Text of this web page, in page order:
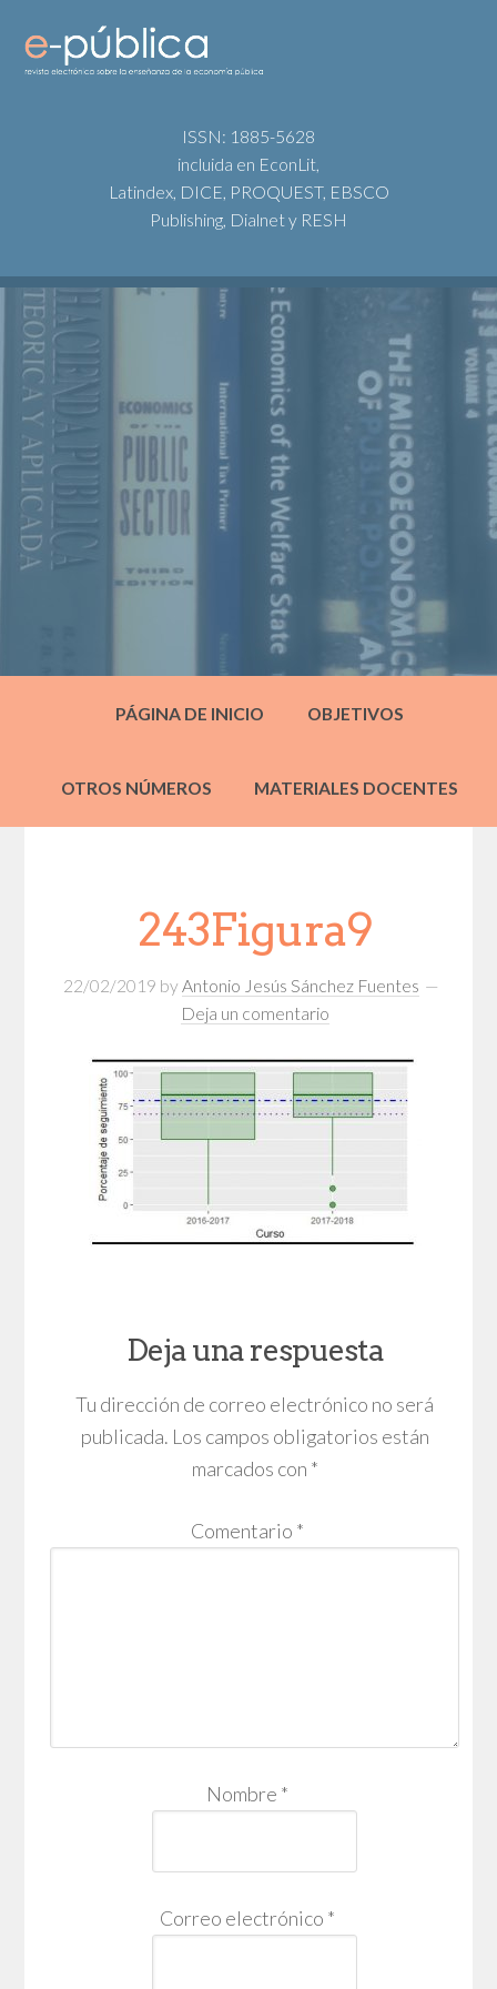
ISSN: 1885-5628
incluida en EconLit,
Latindex, DICE, PROQUEST, EBSCO
Publishing, Dialnet y RESH
PÁGINA DE INICIO OBJETIVOS
OTROS NÚMEROS MATERIALES DOCENTES
243Figura9
22/02/2019 by Antonio Jesús Sánchez Fuentes
Deja un comentario
Deja una respuesta
Tu dirección de correo electrónico no será
publicada. Los campos obligatorios están
marcados con *
Comentario *
Nombre *
Correo electrónico *